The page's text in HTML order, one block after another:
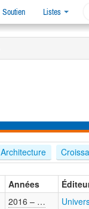
Soutien Listes
Architecture
Années
2016 – …